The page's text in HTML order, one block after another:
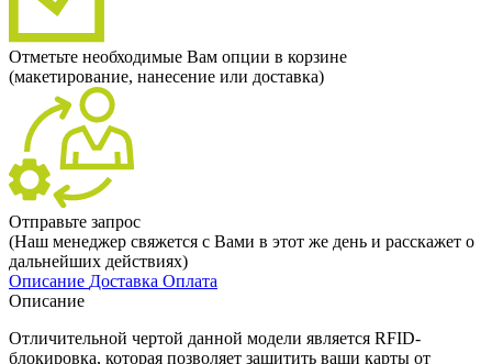
Отметьте необходимые Вам опции в корзине
(макетирование, нанесение или доставка)
Отправьте запрос
(Наш менеджер свяжется с Вами в этот же день и расскажет о
дальнейших действиях)
Описание Доставка Оплата
Описание
Отличительной чертой данной модели является RFID-
блокировка, которая позволяет защитить ваши карты от